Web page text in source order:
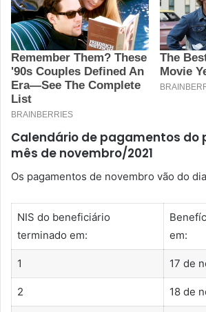
Calendário de pagamentos do
mês de novembro/2021
Os pagamentos de novembro vão do
NIS do beneficiário
terminado em:
em:
1 17 de
2 18 de